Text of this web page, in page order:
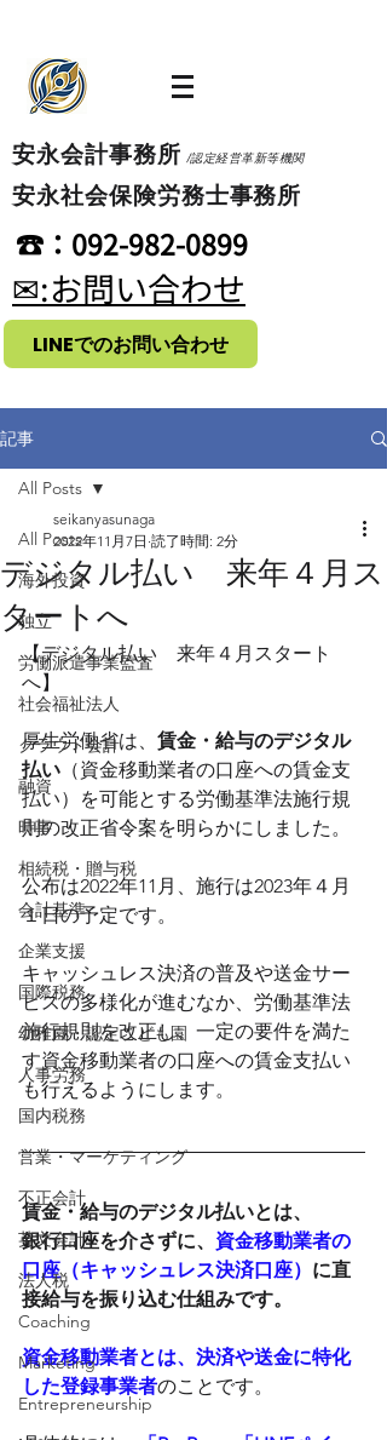
​安永会計事務所 /認定経営革新等機関
​安永社会保険労務士事務所
​☎：092-982-0899
​✉:お問い合わせ
LINEでのお問い合わせ
記事
All Posts
海外投資
独立
労働派遣事業監査
社会福祉法人
クラウド会計
融資
時事
相続税・贈与税
会計基準
企業支援
国際税務
幼稚園・認定こども園
人事労務
国内税務
営業・マーケティング
不正会計
英文会計
法人税
Coaching
Marketing
Entrepreneurship
All Posts
デジタル払い 来年４月ス
タートへ
seikanyasunaga
2022年11月7日 読了時間: 2分
【デジタル払い　来年４月スタート
へ】
厚生労働省は、 賃金・給与のデジタル
払い （資金移動業者の口座への賃金支
払い）を可能とする労働基準法施行規
則の改正省令案を明らかにしました。
公布は2022年11月、施行は2023年４月
１日の予定です。
キャッシュレス決済の普及や送金サー
ビスの多様化が進むなか、労働基準法
施行規則を改正し、一定の要件を満た
す資金移動業者の口座への賃金支払い
も行えるようにします。
賃金・給与のデジタル払いとは、
銀行口座を介さずに、 資金移動業者の
口座（キャッシュレス決済口座） に直
接給与を振り込む仕組みです。
資金移動業者とは、決済や送金に特化
した登録事業者のことです。